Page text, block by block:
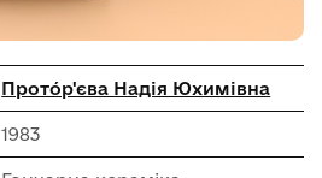
Прото́р'єва Надія Юхимівна
1983